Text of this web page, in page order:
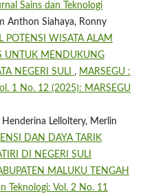
Sains dan Teknologi
Anthon Siahaya, Ronny
POTENSI WISATA ALAM
UNTUK MENDUKUNG
NEGERI SULI , MARSEGU :
1 No. 12 (2025): MARSEGU
Lelloltery, Merlin
DAN DAYA TARIK
DI NEGERI SULI
MALUKU TENGAH
Teknologi: Vol. 2 No. 11